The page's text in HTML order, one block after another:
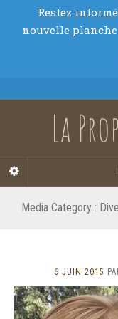
La
Media Category :
6 JUIN 2015